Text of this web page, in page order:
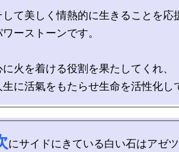
して美しく情熱的に生きることを応
ワーストーンです。
に火を着ける役割を果たしてくれ、
にサイドにきている白い石はアゼ